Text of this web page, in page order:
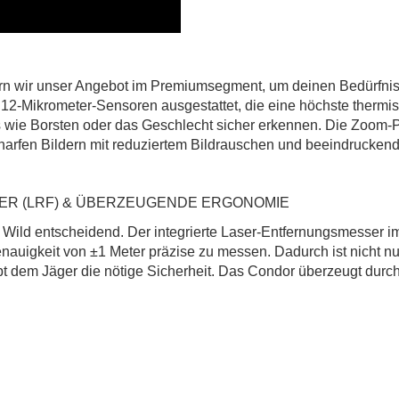
wir unser Angebot im Premiumsegment, um deinen
Mikrometer-Sensoren ausgestattet, die eine höchste
Borsten oder das Geschlecht sicher erkennen. Die
Bildern mit reduziertem Bildrauschen und
(LRF) & ÜBERZEUGENDE ERGONOMIE
entscheidend. Der integrierte Laser-Entfernungsmesser
von ±1 Meter präzise zu messen. Dadurch ist nicht
dem Jäger die nötige Sicherheit. Das Condor überzeugt